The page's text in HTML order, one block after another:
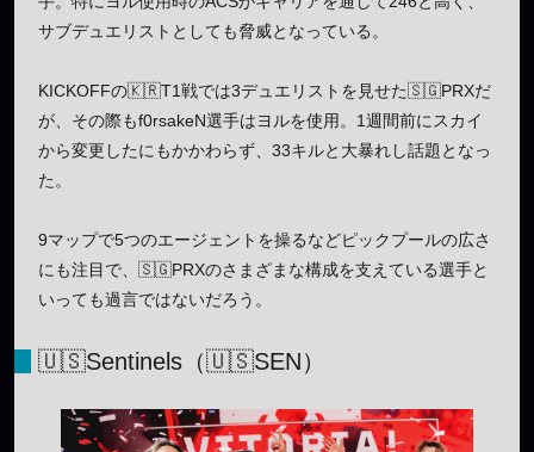
サブデュエリストとしても脅威となっている。
KICKOFFの🇰🇷T1戦では3デュエリストを見せた🇸🇬PRXだ
が、その際もf0rsakeN選手はヨルを使用。1週間前にスカイ
から変更したにもかかわらず、33キルと大暴れし話題となっ
た。
9マップで5つのエージェントを操るなどピックプールの広さ
にも注目で、🇸🇬PRXのさまざまな構成を支えている選手と
いっても過言ではないだろう。
🇺🇸Sentinels（🇺🇸SEN）